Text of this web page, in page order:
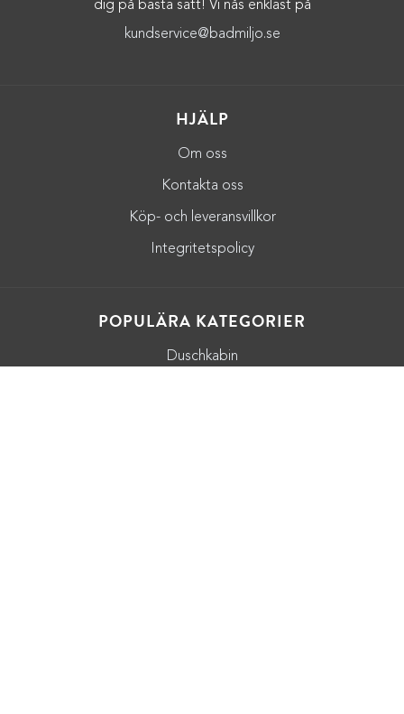
dig på bästa sätt! Vi nås enklast på
kundservice@badmiljo.se
HJÄLP
Om oss
Kontakta oss
Köp- och leveransvillkor
Integritetspolicy
POPULÄRA KATEGORIER
Duschkabin